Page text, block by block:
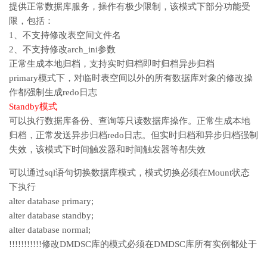
提供正常数据库服务，操作有极少限制，该模式下部分功能受
限，包括：
1、不支持修改表空间文件名
2、不支持修改arch_ini参数
正常生成本地归档，支持实时归档即时归档异步归档
primary模式下，对临时表空间以外的所有数据库对象的修改操
作都强制生成redo日志
Standby模式
可以执行数据库备份、查询等只读数据库操作。正常生成本地
归档，正常发送异步归档redo日志。但实时归档和异步归档强制
失效，该模式下时间触发器和时间触发器等都失效
可以通过sql语句切换数据库模式，模式切换必须在Mount状态
下执行
alter database primary;
alter database standby;
alter database normal;
!!!!!!!!!!!修改DMDSC库的模式必须在DMDSC库所有实例都处于